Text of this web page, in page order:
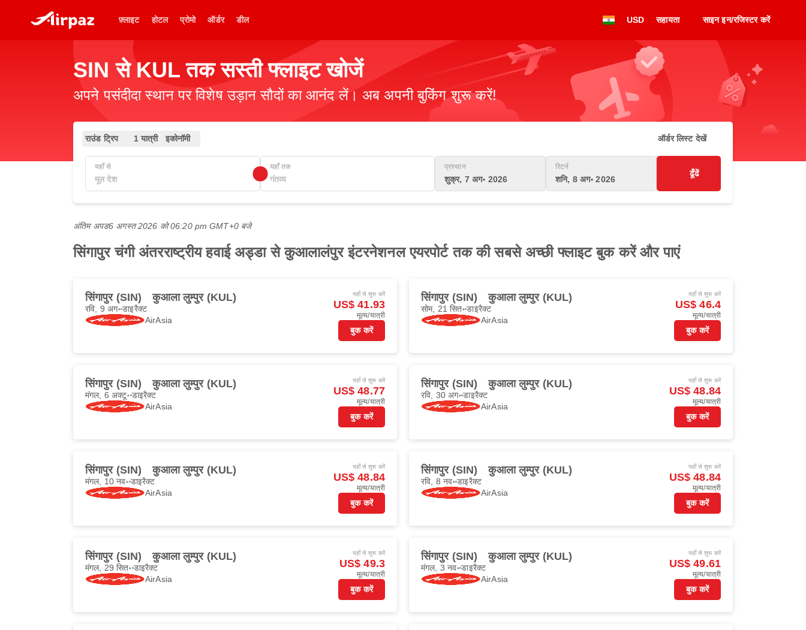
फ़्लाइट होटल प्रोमो ऑर्डर डील USD सहायता साइन इन/रजिस्टर करें
SIN से KUL तक सस्ती फ्लाइट खोजें
अपने पसंदीदा स्थान पर विशेष उड़ान सौदों का आनंद लें। अब अपनी बुकिंग शुरू करें!
राउंड ट्रिप 1 यात्री इकोनॉमी ऑर्डर लिस्ट देखें
यहाँ से यहाँ तक प्रस्थान
शुक्र, 7 अग॰ 2026
रिटर्न
शनि, 8 अग॰ 2026
ढूँढें
अंतिम अपड6 अगस्त 2026 को 06:20 pm GMT+0 बजे
सिंगापुर चंगी अंतरराष्ट्रीय हवाई अड्डा से कुआलालंपुर इंटरनेशनल एयरपोर्ट तक की सबसे अच्छी फ्लाइट बुक करें और पाएं
सिंगापुर (SIN) कुआला लुम्पुर (KUL)
रवि, 9 अग॰डाइरैक्ट
AirAsia
यहाँ से शुरू करें
US$ 41.93
मूल्य/यात्री
बुक करें
सिंगापुर (SIN) कुआला लुम्पुर (KUL)
सोम, 21 सित॰डाइरैक्ट
AirAsia
यहाँ से शुरू करें
US$ 46.4
मूल्य/यात्री
बुक करें
सिंगापुर (SIN) कुआला लुम्पुर (KUL)
मंगल, 6 अक्टू॰ डाइरैक्ट
AirAsia
यहाँ से शुरू करें
US$ 48.77
मूल्य/यात्री
बुक करें
सिंगापुर (SIN) कुआला लुम्पुर (KUL)
रवि, 30 अग॰डाइरैक्ट
AirAsia
यहाँ से शुरू करें
US$ 48.84
मूल्य/यात्री
बुक करें
सिंगापुर (SIN) कुआला लुम्पुर (KUL)
मंगल, 10 नव॰ डाइरैक्ट
AirAsia
यहाँ से शुरू करें
US$ 48.84
मूल्य/यात्री
बुक करें
सिंगापुर (SIN) कुआला लुम्पुर (KUL)
रवि, 8 नव॰डाइरैक्ट
AirAsia
यहाँ से शुरू करें
US$ 48.84
मूल्य/यात्री
बुक करें
सिंगापुर (SIN) कुआला लुम्पुर (KUL)
मंगल, 29 सित॰ डाइरैक्ट
AirAsia
यहाँ से शुरू करें
US$ 49.3
मूल्य/यात्री
बुक करें
सिंगापुर (SIN) कुआला लुम्पुर (KUL)
मंगल, 3 नव॰डाइरैक्ट
AirAsia
यहाँ से शुरू करें
US$ 49.61
मूल्य/यात्री
बुक करें